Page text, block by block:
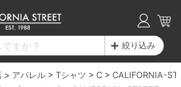
絞り込み
アパレル Tシャツ C
CALIFORNIA-
のご注文は当日発送！
円以上で送料無料！
5倍！10日と20日は3倍！
のご注文は当日発送！
円以上で送料無料！
5倍！10日と20日は3倍！
のご注文は当日発送！
円以上で送料無料！
5倍！10日と20日は3倍！
のご注文は当日発送！
円以上で送料無料！
5倍！10日と20日は3倍！
のご注文は当日発送！
円以上で送料無料！
5倍！10日と20日は3倍！
のご注文は当日発送！
円以上で送料無料！
5倍！10日と20日は3倍！
のご注文は当日発送！
円以上で送料無料！
5倍！10日と20日は3倍！
のご注文は当日発送！
円以上で送料無料！
5倍！10日と20日は3倍！
のご注文は当日発送！
円以上で送料無料！
5倍！10日と20日は3倍！